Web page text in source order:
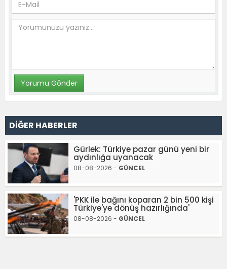
DİĞER HABERLER
Gürlek: Türkiye pazar günü yeni bir
aydınlığa uyanacak
08-08-2026 - GÜNCEL
'PKK ile bağını koparan 2 bin 500 kişi
Türkiye'ye dönüş hazırlığında'
08-08-2026 - GÜNCEL